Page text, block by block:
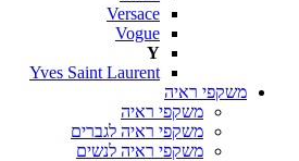
Versace
Vogue
Y
Yves Saint Laurent
משקפי ראיה
משקפי ראיה
משקפי ראיה לגברים
משקפי ראיה לנשים